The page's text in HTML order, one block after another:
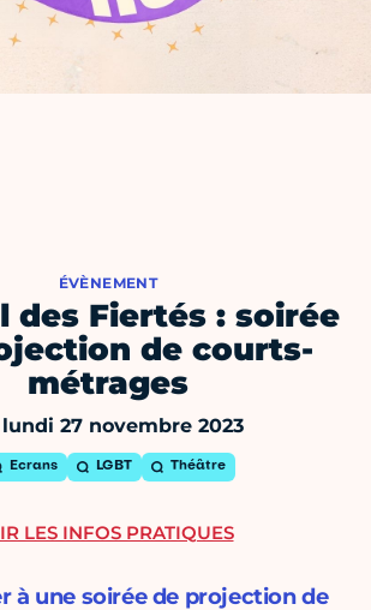
ÉVÈNEMENT
des Fiertés : soirée
de courts-
métrages
lundi 27 novembre 2023
Ecrans LGBT Théâtre
à une soirée de projection de
LES INFOS PRATIQUES